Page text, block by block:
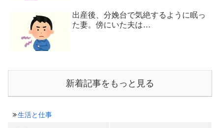
出産後、分娩台で気絶するように眠っ
た妻。傍にいた夫は…
新着記事をもっと見る
生活と仕事